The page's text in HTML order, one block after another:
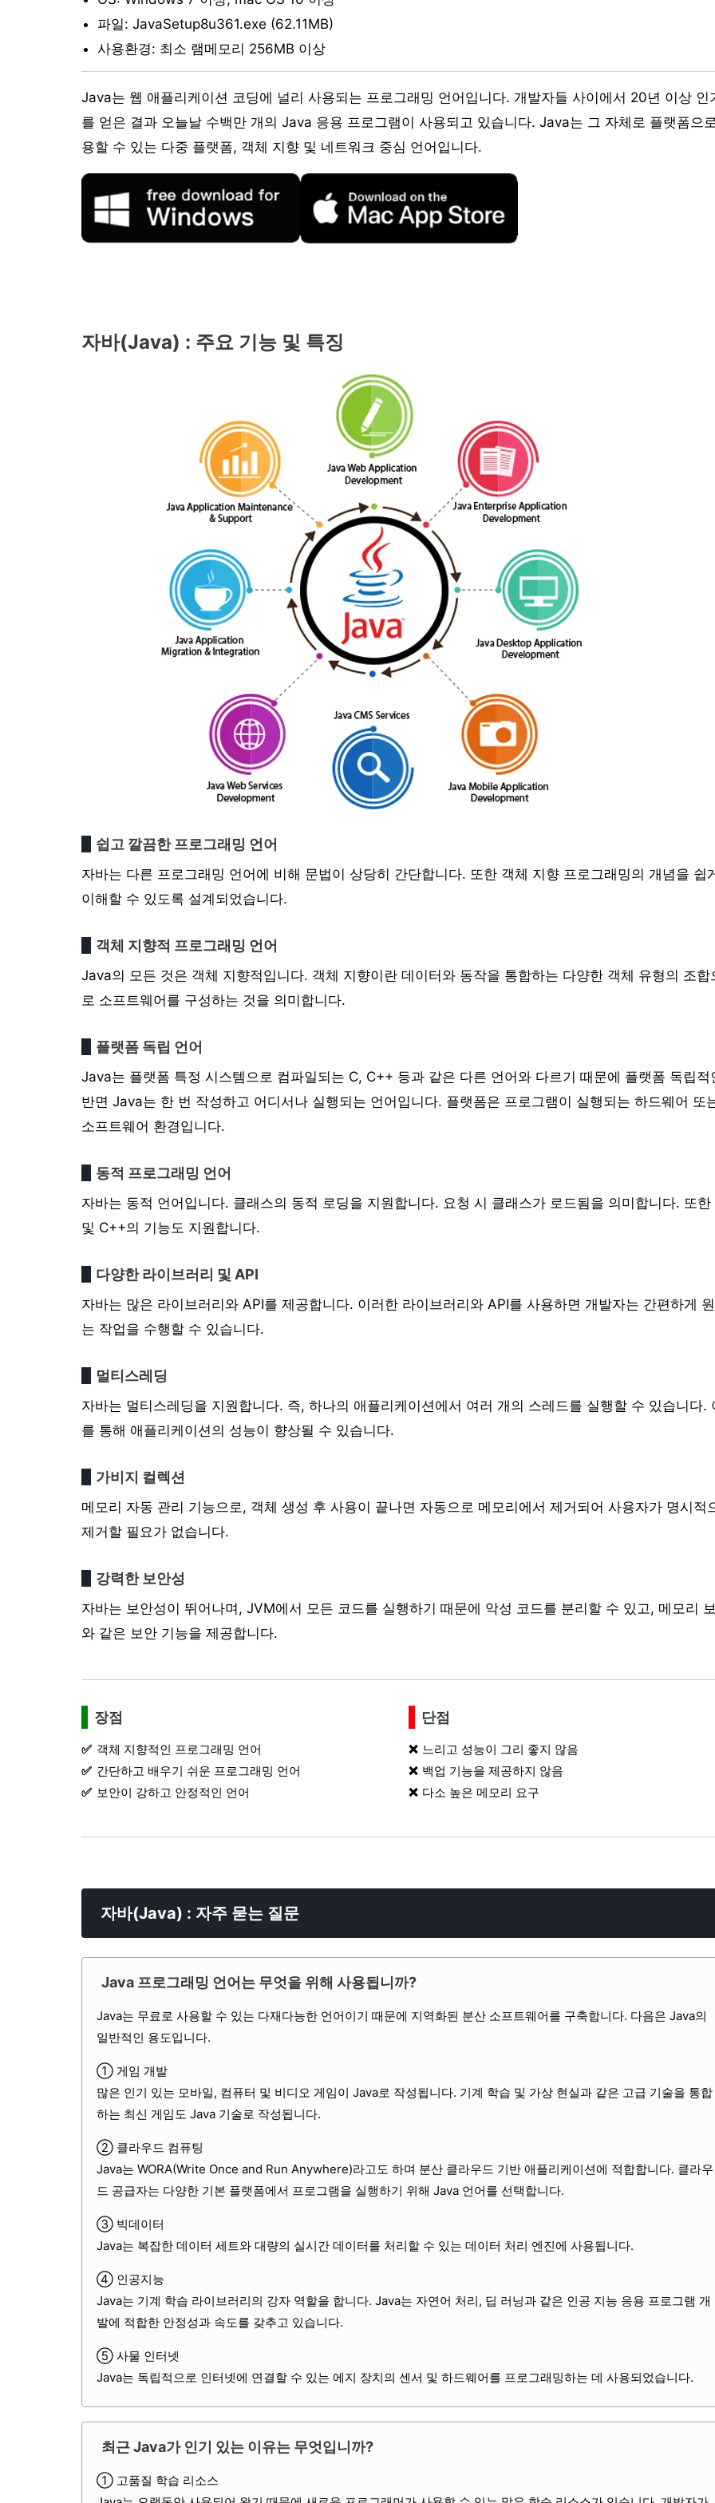
파일: JavaSetup8u361.exe (62.11MB)
사용환경: 최소 램메모리 256MB 이상
Java는 웹 애플리케이션 코딩에 널리 사용되는 프로그래밍 언어입니다. 개발자들 사이에서 20년 이상 인
를 얻은 결과 오늘날 수백만 개의 Java 응용 프로그램이 사용되고 있습니다. Java는 그 자체로 플랫폼으
용할 수 있는 다중 플랫폼, 객체 지향 및 네트워크 중심 언어입니다.
자바(Java) : 주요 기능 및 특징
쉽고 깔끔한 프로그래밍 언어
자바는 다른 프로그래밍 언어에 비해 문법이 상당히 간단합니다. 또한 객체 지향 프로그래밍의 개념을 쉽
이해할 수 있도록 설계되었습니다.
객체 지향적 프로그래밍 언어
Java의 모든 것은 객체 지향적입니다. 객체 지향이란 데이터와 동작을 통합하는 다양한 객체 유형의 조합
로 소프트웨어를 구성하는 것을 의미합니다.
플랫폼 독립 언어
Java는 플랫폼 특정 시스템으로 컴파일되는 C, C++ 등과 같은 다른 언어와 다르기 때문에 플랫폼 독립적
반면 Java는 한 번 작성하고 어디서나 실행되는 언어입니다. 플랫폼은 프로그램이 실행되는 하드웨어 또
소프트웨어 환경입니다.
동적 프로그래밍 언어
자바는 동적 언어입니다. 클래스의 동적 로딩을 지원합니다. 요청 시 클래스가 로드됨을 의미합니다. 또한
및 C++의 기능도 지원합니다.
다양한 라이브러리 및 API
자바는 많은 라이브러리와 API를 제공합니다. 이러한 라이브러리와 API를 사용하면 개발자는 간편하게
는 작업을 수행할 수 있습니다.
멀티스레딩
자바는 멀티스레딩을 지원합니다. 즉, 하나의 애플리케이션에서 여러 개의 스레드를 실행할 수 있습니다.
를 통해 애플리케이션의 성능이 향상될 수 있습니다.
가비지 컬렉션
메모리 자동 관리 기능으로, 객체 생성 후 사용이 끝나면 자동으로 메모리에서 제거되어 사용자가 명시적
제거할 필요가 없습니다.
강력한 보안성
자바는 보안성이 뛰어나며, JVM에서 모든 코드를 실행하기 때문에 악성 코드를 분리할 수 있고, 메모리
와 같은 보안 기능을 제공합니다.
장점
객체 지향적인 프로그래밍 언어
간단하고 배우기 쉬운 프로그래밍 언어
보안이 강하고 안정적인 언어
단점
느리고 성능이 그리 좋지 않음
백업 기능을 제공하지 않음
다소 높은 메모리 요구
자바(Java) : 자주 묻는 질문
Java 프로그래밍 언어는 무엇을 위해 사용됩니까?
Java는 무료로 사용할 수 있는 다재다능한 언어이기 때문에 지역화된 분산 소프트웨어를 구축합니다. 다음은 Java의
일반적인 용도입니다.
① 게임 개발
많은 인기 있는 모바일, 컴퓨터 및 비디오 게임이 Java로 작성됩니다. 기계 학습 및 가상 현실과 같은 고급 기술을 통합
하는 최신 게임도 Java 기술로 작성됩니다.
② 클라우드 컴퓨팅
Java는 WORA(Write Once and Run Anywhere)라고도 하며 분산 클라우드 기반 애플리케이션에 적합합니다. 클라우
드 공급자는 다양한 기본 플랫폼에서 프로그램을 실행하기 위해 Java 언어를 선택합니다.
③ 빅데이터
Java는 복잡한 데이터 세트와 대량의 실시간 데이터를 처리할 수 있는 데이터 처리 엔진에 사용됩니다.
④ 인공지능
Java는 기계 학습 라이브러리의 강자 역할을 합니다. Java는 자연어 처리, 딥 러닝과 같은 인공 지능 응용 프로그램 개
발에 적합한 안정성과 속도를 갖추고 있습니다.
⑤ 사물 인터넷
Java는 독립적으로 인터넷에 연결할 수 있는 에지 장치의 센서 및 하드웨어를 프로그래밍하는 데 사용되었습니다.
최근 Java가 인기 있는 이유는 무엇입니까?
① 고품질 학습 리소스